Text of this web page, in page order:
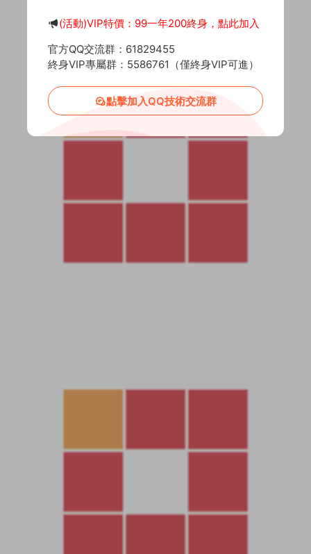
(活動)VIP特價：99一年200終身，點此加入
官方QQ交流群：61829455
終身VIP專屬群：5586761（僅終身VIP可進）
點擊加入QQ技術交流群